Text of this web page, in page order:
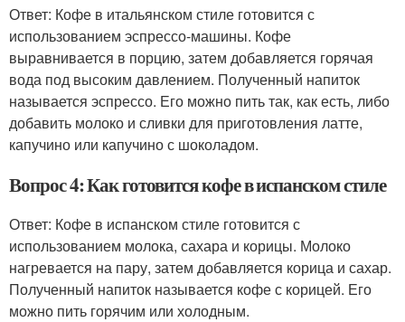
Ответ: Кофе в итальянском стиле готовится с
использованием эспрессо-машины. Кофе
выравнивается в порцию, затем добавляется горячая
вода под высоким давлением. Полученный напиток
называется эспрессо. Его можно пить так, как есть, либо
добавить молоко и сливки для приготовления латте,
капучино или капучино с шоколадом.
Вопрос 4: Как готовится кофе в испанском стиле
Ответ: Кофе в испанском стиле готовится с
использованием молока, сахара и корицы. Молоко
нагревается на пару, затем добавляется корица и сахар.
Полученный напиток называется кофе с корицей. Его
можно пить горячим или холодным.